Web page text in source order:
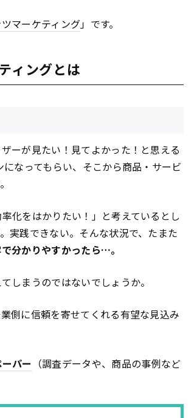
マーケティング」です。
ィングとは
ーが見たい！見てよかった！と思える
なってもらい、そこから商品・サービ
化をはかりたい！」と考えているとし
実践できない。そんな状況で、たまた
分かりやすかったら…。
しまうのではないでしょうか。
側に信頼を寄せてくれる有望な見込み
パー （調査データや、商品の事例など